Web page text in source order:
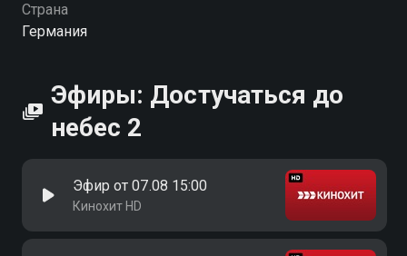
Страна
Германия
Эфиры: Достучаться до
небес 2
Эфир от 07.08 15:00
Кинохит HD